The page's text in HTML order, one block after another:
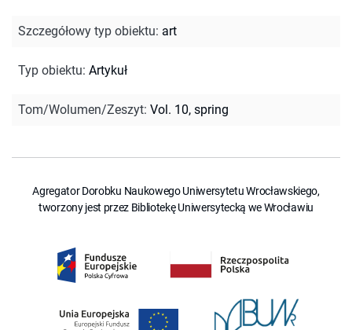
Szczegółowy typ obiektu: art
Typ obiektu: Artykuł
Tom/Wolumen/Zeszyt: Vol. 10, spring
Agregator Dorobku Naukowego Uniwersytetu Wrocławskiego,
tworzony jest przez Bibliotekę Uniwersytecką we Wrocławiu